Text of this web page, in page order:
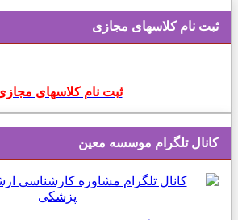
ثبت نام کلاسهای مجازی
ثبت نام کلاسهای
کانال تلگرام موسسه معین